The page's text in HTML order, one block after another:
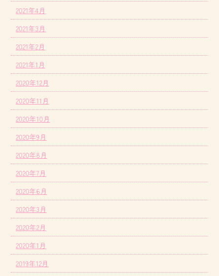
2021年4月
2021年3月
2021年2月
2021年1月
2020年12月
2020年11月
2020年10月
2020年9月
2020年8月
2020年7月
2020年6月
2020年3月
2020年2月
2020年1月
2019年12月